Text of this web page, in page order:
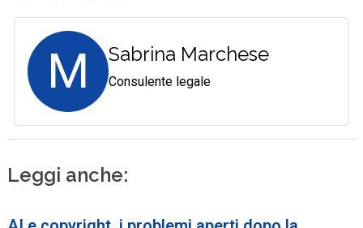
M Sabrina Marchese
Consulente legale
Leggi anche: